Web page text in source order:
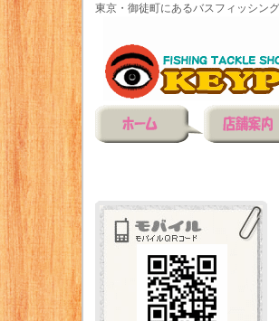
東京・御徒町にあるバスフィッシン